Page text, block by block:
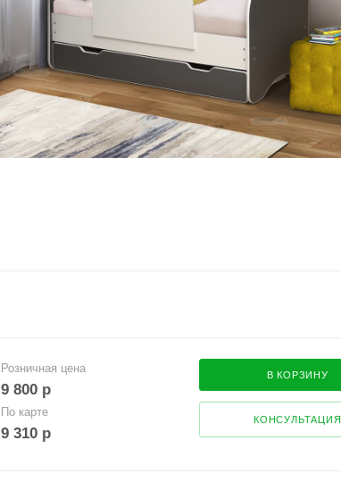
Розничная цена
9 800р
По карте
9 310р
В КОРЗИНУ
КОНСУЛЬТАЦИЯ